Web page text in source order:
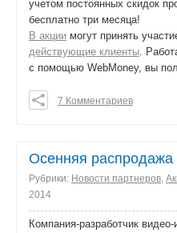
учетом постоянных скидок
бесплатно три месяца!
В акции могут принять
действующие клиенты.
с помощью WebMoney, вы
0
7 Комментариев
Осенняя распродажа
Рубрики: Новости партнеров,
2014
Компания-разработчик